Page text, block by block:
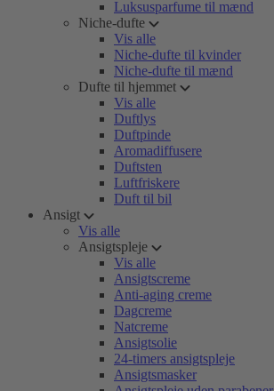
Luksusparfume til mænd
Niche-dufte
Vis alle
Niche-dufte til kvinder
Niche-dufte til mænd
Dufte til hjemmet
Vis alle
Duftlys
Duftpinde
Aromadiffusere
Duftsten
Luftfriskere
Duft til bil
Ansigt
Vis alle
Ansigtspleje
Vis alle
Ansigtscreme
Anti-aging creme
Dagcreme
Natcreme
Ansigtsolie
24-timers ansigtspleje
Ansigtsmasker